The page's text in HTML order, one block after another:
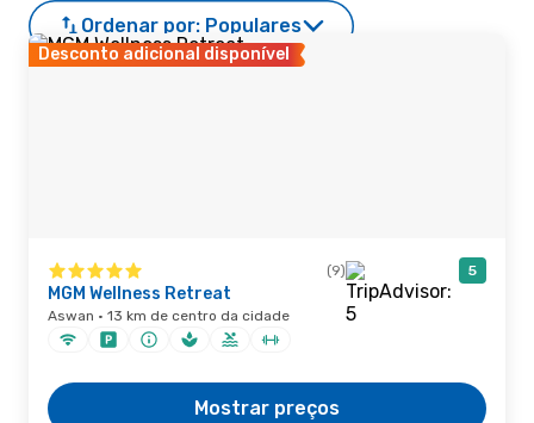
Ordenar por: Populares
Desconto adicional disponível
(9) 5
MGM Wellness Retreat
Aswan · 13 km de centro da cidade
Mostrar preços